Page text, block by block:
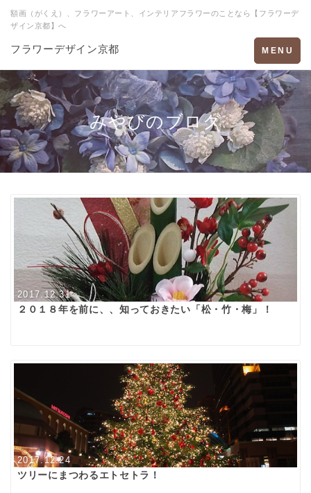
額画（がくえ）、フラワーアート、インテリアフラワーのことなら【フラワーデ
ザイン京都】へ
フラワーデザイン京都
Toggle
navigation
MENU
みやびのブログ
2017.12.31
２０１８年を前に、、知っておきたい「松・竹・梅」！
2017.12.24
ツリーにまつわるエトセトラ！